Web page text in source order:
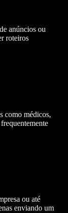
anúncios ou
roteiros
como médicos,
ou até
enviando um